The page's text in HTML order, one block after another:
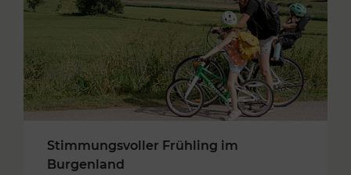
Stimmungsvoller Frühling im
Burgenland